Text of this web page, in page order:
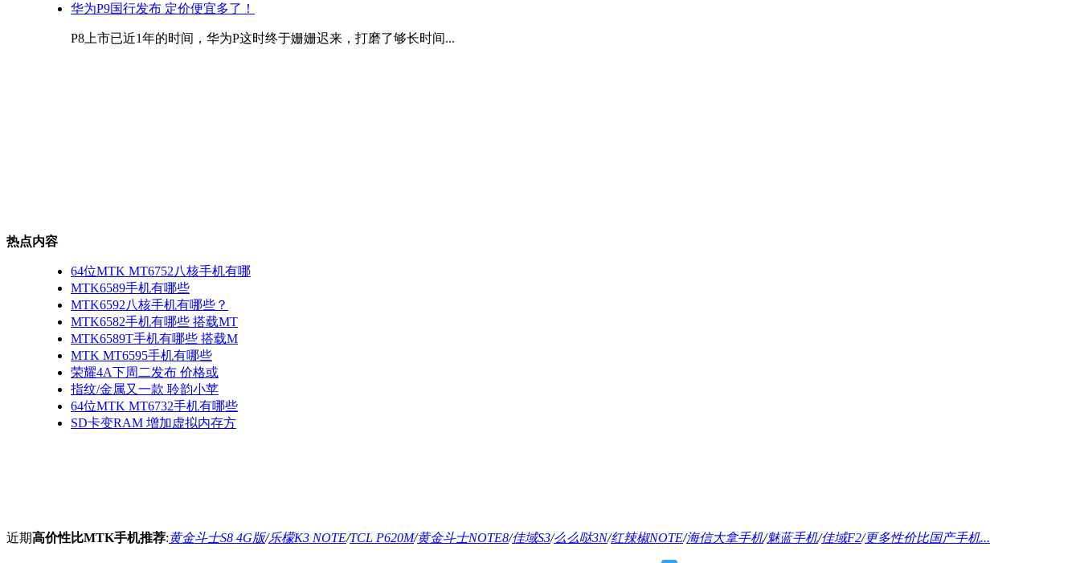
华为P9国行发布 定价便宜多了！
P8上市已近1年的时间，华为P这时终于姗姗迟来，打磨了够长时间...
热点内容
64位MTK MT6752八核手机有哪
MTK6589手机有哪些
MTK6592八核手机有哪些？
MTK6582手机有哪些 搭载MT
MTK6589T手机有哪些 搭载M
MTK MT6595手机有哪些
荣耀4A下周二发布 价格或
指纹/金属又一款 聆韵小苹
64位MTK MT6732手机有哪些
SD卡变RAM 增加虚拟内存方
近期高价性比MTK手机推荐:黄金斗士S8 4G版/乐檬K3 NOTE/TCL P620M/黄金斗士NOTE8/佳域S3/么么哒3N/红辣椒NOTE/海信大拿手机/魅蓝手机/佳域F2/更多性价比国产手机...